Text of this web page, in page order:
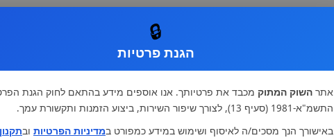
🔒
הגנת פרטיות
אתר השוק המתוק מכבד את פרטיותך. אנו אוספים מידע בהתאם לחוק הגנת
התשמ"א-1981 (סעיף 13), לצורך שיפור השירות, ביצוע הזמנות ותקשורת עמך.
באישורך הנך מסכים/ה לאיסוף ושימוש במידע כמפורט במדיניות הפרטיות ובתקנון